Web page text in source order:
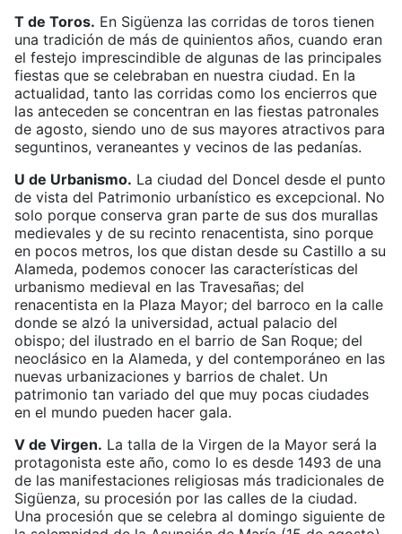
T de Toros. En Sigüenza las corridas de toros tienen
una tradición de más de quinientos años, cuando eran
el festejo imprescindible de algunas de las principales
fiestas que se celebraban en nuestra ciudad. En la
actualidad, tanto las corridas como los encierros que
las anteceden se concentran en las fiestas patronales
de agosto, siendo uno de sus mayores atractivos para
seguntinos, veraneantes y vecinos de las pedanías.
U de Urbanismo. La ciudad del Doncel desde el punto
de vista del Patrimonio urbanístico es excepcional. No
solo porque conserva gran parte de sus dos murallas
medievales y de su recinto renacentista, sino porque
en pocos metros, los que distan desde su Castillo a su
Alameda, podemos conocer las características del
urbanismo medieval en las Travesañas; del
renacentista en la Plaza Mayor; del barroco en la calle
donde se alzó la universidad, actual palacio del
obispo; del ilustrado en el barrio de San Roque; del
neoclásico en la Alameda, y del contemporáneo en las
nuevas urbanizaciones y barrios de chalet. Un
patrimonio tan variado del que muy pocas ciudades
en el mundo pueden hacer gala.
V de Virgen. La talla de la Virgen de la Mayor será la
protagonista este año, como lo es desde 1493 de una
de las manifestaciones religiosas más tradicionales de
Sigüenza, su procesión por las calles de la ciudad.
Una procesión que se celebra al domingo siguiente de